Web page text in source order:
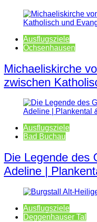
Ausflugsziele
Ochsenhausen
Michaeliskirche
zwischen
Ausflugsziele
Bad Buchau
Die Legende des
Adeline |
Ausflugsziele
Deggenhauser Tal